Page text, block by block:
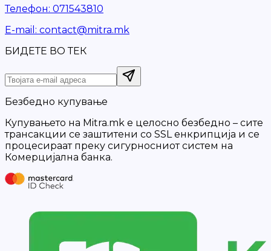
Телефон: 071543810
Е-mail : contact@mitra.mk
БИДЕТЕ ВО ТЕК
Безбедно купување
Купувањето на Mitra.mk е целосно безбедно – сите
трансакции се заштитени со SSL енкрипција и се
процесираат преку сигурносниот систем на
Комерцијална банка.